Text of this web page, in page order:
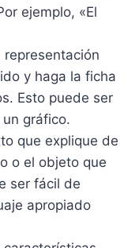
ejemplo, «El
representación
y haga la ficha
Esto puede ser
gráfico.
que explique de
o el objeto que
ser fácil de
apropiado